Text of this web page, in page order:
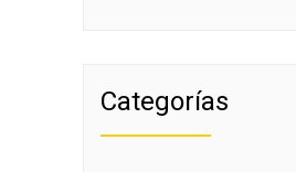
Categorías